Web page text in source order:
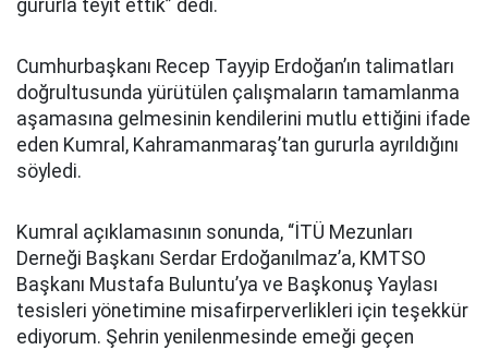
gururla teyit ettik” dedi.
Cumhurbaşkanı Recep Tayyip Erdoğan’ın talimatları
doğrultusunda yürütülen çalışmaların tamamlanma
aşamasına gelmesinin kendilerini mutlu ettiğini ifade
eden Kumral, Kahramanmaraş’tan gururla ayrıldığını
söyledi.
Kumral açıklamasının sonunda, “İTÜ Mezunları
Derneği Başkanı Serdar Erdoğanılmaz’a, KMTSO
Başkanı Mustafa Buluntu’ya ve Başkonuş Yaylası
tesisleri yönetimine misafirperverlikleri için teşekkür
ediyorum. Şehrin yenilenmesinde emeği geçen